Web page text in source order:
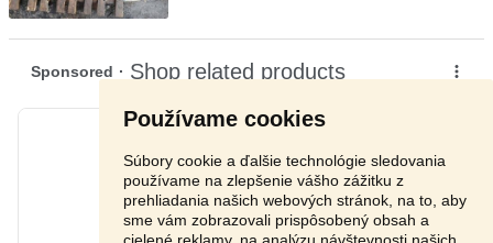
Používame cookies
Súbory cookie a ďalšie technológie sledovania
používame na zlepšenie vášho zážitku z
prehliadania našich webových stránok, na to, aby
sme vám zobrazovali prispôsobený obsah a
cielené reklamy, na analýzu návštevnosti našich